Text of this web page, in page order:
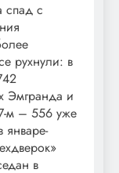
спад с
рухнули: в
Эмгранда и
м – 556 уже
январе-
в